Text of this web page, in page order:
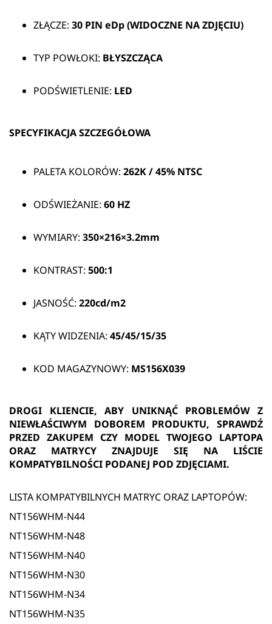
ZŁĄCZE: 30 PIN eDp (WIDOCZNE NA ZDJĘCIU)
TYP POWŁOKI: BŁYSZCZĄCA
PODŚWIETLENIE: LED
SPECYFIKACJA SZCZEGÓŁOWA
PALETA KOLORÓW: 262K / 45% NTSC
ODŚWIEŻANIE: 60 HZ
WYMIARY: 350×216×3.2mm
KONTRAST: 500:1
JASNOŚĆ: 220cd/m2
KĄTY WIDZENIA: 45/45/15/35
KOD MAGAZYNOWY: MS156X039
DROGI KLIENCIE, ABY UNIKNĄĆ PROBLEMÓW Z
NIEWŁAŚCIWYM DOBOREM PRODUKTU, SPRAWDŹ
PRZED ZAKUPEM CZY MODEL TWOJEGO LAPTOPA
ORAZ MATRYCY ZNAJDUJE SIĘ NA LIŚCIE
KOMPATYBILNOŚCI PODANEJ POD ZDJĘCIAMI.
LISTA KOMPATYBILNYCH MATRYC ORAZ LAPTOPÓW:
NT156WHM-N44
NT156WHM-N48
NT156WHM-N40
NT156WHM-N30
NT156WHM-N34
NT156WHM-N35